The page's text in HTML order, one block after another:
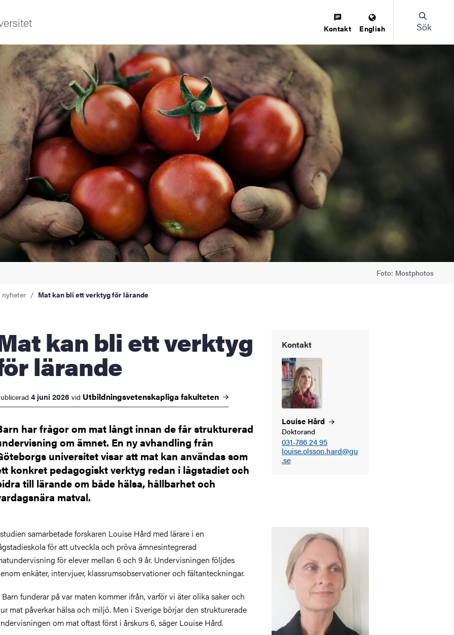
innovation
Kontakt English Sök
Foto: Mostphotos
nyheter Mat kan bli ett verktyg för lärande
ett verktyg
lärande
4 juni 2026 vid Utbildningsvetenskapliga fakulteten
har frågor om mat långt innan de får strukturerad
om ämnet. En ny avhandling från
universitet visar att mat kan användas som
konkret pedagogiskt verktyg redan i lågstadiet och
till lärande om både hälsa, hållbarhet och
matval.
Kontakt
Louise Hård
Doktorand
031-786 24 95
louise.olsson.hard@gu
.se
samarbetade forskaren Louise Hård med lärare i en
för att utveckla och pröva ämnesintegrerad
för elever mellan 6 och 9 år. Undervisningen följdes
enkäter, intervjuer, klassrumsobservationer och fältanteckningar.
Barn funderar på var maten kommer ifrån, varför vi äter olika saker och
mat påverkar hälsa och miljö. Men i Sverige börjar den strukturerade
om mat oftast först i årskurs 6, säger Louise Hård.